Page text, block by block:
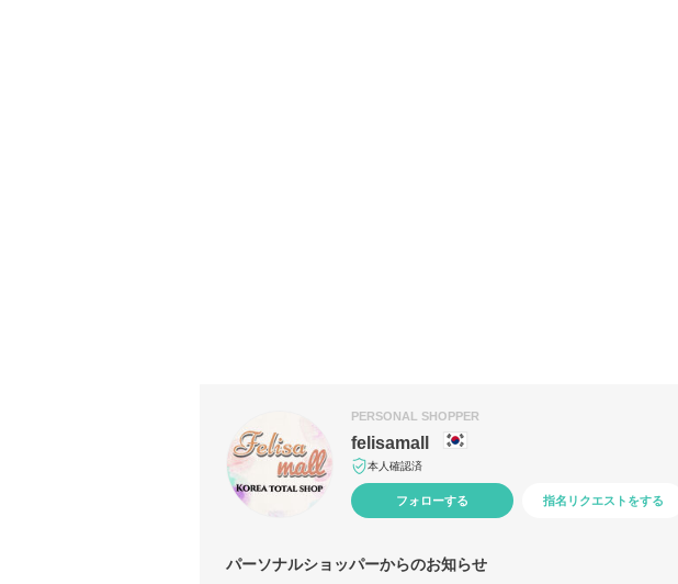
PERSONAL SHOPPER
felisamall
本人確認済
フォローする 指名リクエストをする
パーソナルショッパーからのお知らせ